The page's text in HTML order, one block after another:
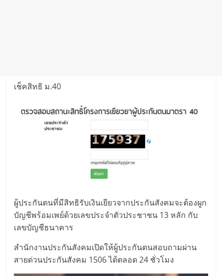
เช็คสิทธิ ม.40
ผู้ประกันตนที่มีสิทธิรับเงินเยียวจากประกันสังคมจะต้องผูก
บัญชีพร้อมเพย์ด้วยเลขประจำตัวประชาชน 13 หลัก กับ
เลขบัญชีธนาคาร
สำนักงานประกันสังคมเปิดให้ผู้ประกันตนสอบถามผ่าน
สายด่วนประกันสังคม 1506 ได้ตลอด 24 ชั่วโมง